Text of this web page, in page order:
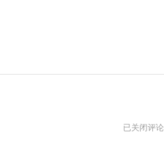
喻
已关闭评论